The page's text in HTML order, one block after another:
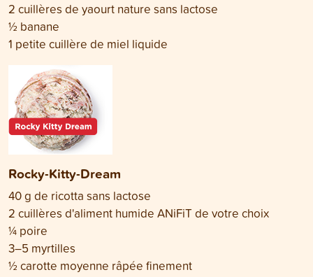
2 cuillères de yaourt nature sans lactose
½ banane
1 petite cuillère de miel liquide
Rocky-Kitty-Dream
40 g de ricotta sans lactose
2 cuillères d'aliment humide ANiFiT de votre choix
¼ poire
3–5 myrtilles
½ carotte moyenne râpée finement